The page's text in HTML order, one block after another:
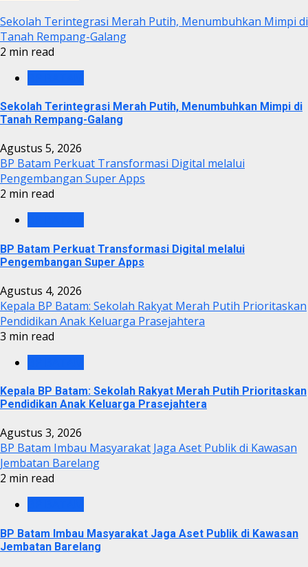
Sekolah Terintegrasi Merah Putih, Menumbuhkan Mimpi di
Tanah Rempang-Galang
2 min read
Sekolah Terintegrasi Merah Putih, Menumbuhkan Mimpi di
Tanah Rempang-Galang
Agustus 5, 2026
BP Batam Perkuat Transformasi Digital melalui
Pengembangan Super Apps
2 min read
BP Batam Perkuat Transformasi Digital melalui
Pengembangan Super Apps
Agustus 4, 2026
Kepala BP Batam: Sekolah Rakyat Merah Putih Prioritaskan
Pendidikan Anak Keluarga Prasejahtera
3 min read
Kepala BP Batam: Sekolah Rakyat Merah Putih Prioritaskan
Pendidikan Anak Keluarga Prasejahtera
Agustus 3, 2026
BP Batam Imbau Masyarakat Jaga Aset Publik di Kawasan
Jembatan Barelang
2 min read
BP Batam Imbau Masyarakat Jaga Aset Publik di Kawasan
Jembatan Barelang